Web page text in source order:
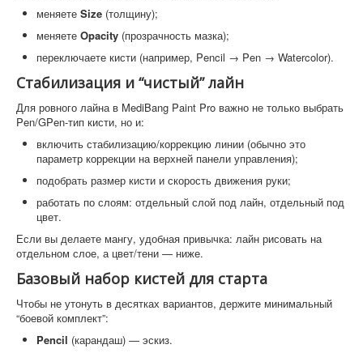
меняете Size (толщину);
меняете Opacity (прозрачность мазка);
переключаете кисти (например, Pencil → Pen → Watercolor).
Стабилизация и “чистый” лайн
Для ровного лайна в MediBang Paint Pro важно не только выбрать
Pen/GPen-тип кисти, но и:
включить стабилизацию/коррекцию линии (обычно это
параметр коррекции на верхней панели управления);
подобрать размер кисти и скорость движения руки;
работать по слоям: отдельный слой под лайн, отдельный под
цвет.
Если вы делаете мангу, удобная привычка: лайн рисовать на
отдельном слое, а цвет/тени — ниже.
Базовый набор кистей для старта
Чтобы не утонуть в десятках вариантов, держите минимальный
“боевой комплект”:
Pencil (карандаш) — эскиз.